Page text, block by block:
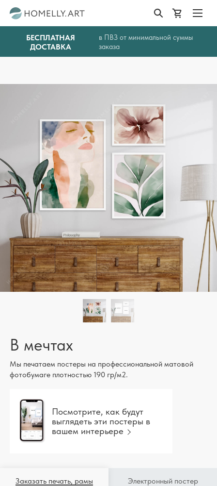
БЕСПЛАТНАЯ
ДОСТАВКА
в ПВЗ от минимальной суммы
заказа
В мечтах
Мы печатаем постеры на профессиональной матовой
фотобумаге плотностью 190 гр/м2.
Посмотрите, как будут
выглядеть эти постеры в
вашем интерьере
Заказать печать, рамы Электронный постер